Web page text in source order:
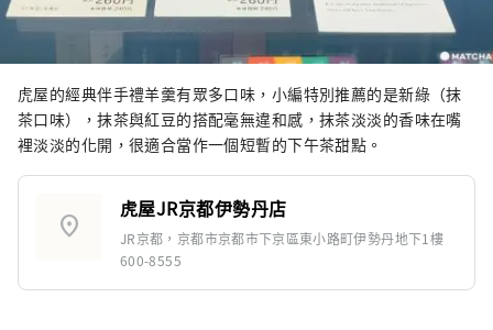
虎屋的經典伴手禮羊羹有眾多口味，小編特別推薦的是新綠（抹
茶口味），抹茶與紅豆的搭配毫無違和感，抹茶淡淡的香味在嘴
裡淡淡的化開，很適合當作一個短暫的下午茶甜點。
location_on
虎屋JR京都伊勢丹店
JR京都，京都市京都市下京區東小路町伊勢丹地下1樓
600-8555